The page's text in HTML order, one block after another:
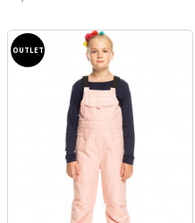
OUTLET